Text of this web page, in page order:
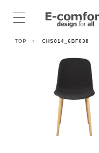
TOP > CHS014_6BF038